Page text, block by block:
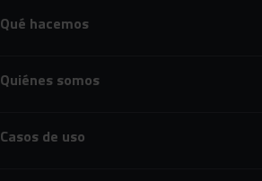
Qué hacemos
Quiénes somos
Casos de uso